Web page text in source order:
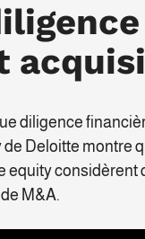
diligence
Deloitte montre
equity
M&A.